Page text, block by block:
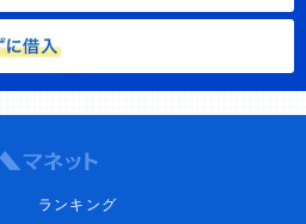
ランキング